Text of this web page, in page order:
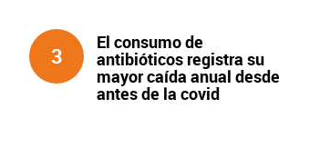
3
El consumo de
antibióticos registra su
mayor caída anual desde
antes de la covid